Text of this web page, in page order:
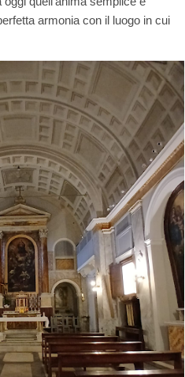
armonia con il luogo in cui